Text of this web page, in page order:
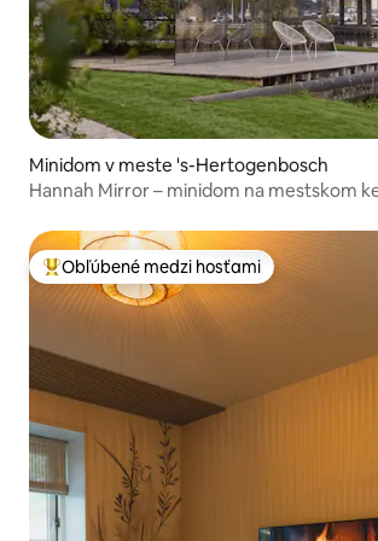
Minidom v meste 's-Hertogenbosch
Hannah Mirror – minidom na mestskom
Najobľúbenejšie medzi hosťami
Obľúbené medzi hosťami